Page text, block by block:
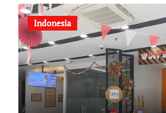
Indonesia